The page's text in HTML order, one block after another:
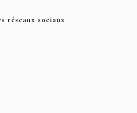
réseaux sociaux